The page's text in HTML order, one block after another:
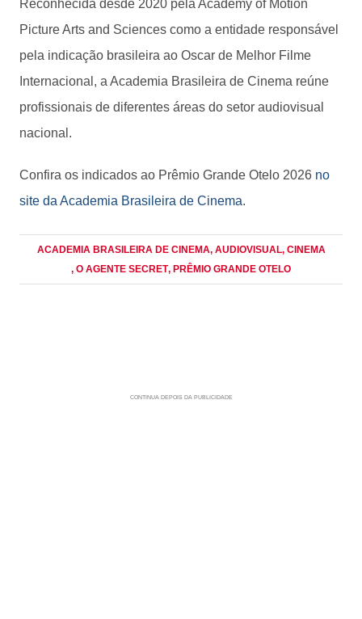
Reconhecida desde 2020 pela Academy of Motion
Picture Arts and Sciences como a entidade responsável
pela indicação brasileira ao Oscar de Melhor Filme
Internacional, a Academia Brasileira de Cinema reúne
profissionais de diferentes áreas do setor audiovisual
nacional.
Confira os indicados ao Prêmio Grande Otelo 2026 no
site da Academia Brasileira de Cinema.
ACADEMIA BRASILEIRA DE CINEMA, AUDIOVISUAL, CINEMA
, O AGENTE SECRET, PRÊMIO GRANDE OTELO